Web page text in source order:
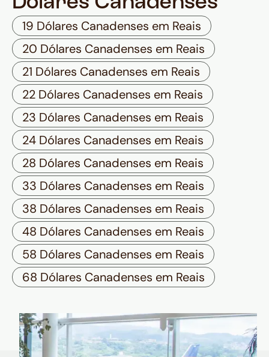
19 Dólares Canadenses em Reais
20 Dólares Canadenses em Reais
21 Dólares Canadenses em Reais
22 Dólares Canadenses em Reais
23 Dólares Canadenses em Reais
24 Dólares Canadenses em Reais
28 Dólares Canadenses em Reais
33 Dólares Canadenses em Reais
38 Dólares Canadenses em Reais
48 Dólares Canadenses em Reais
58 Dólares Canadenses em Reais
68 Dólares Canadenses em Reais